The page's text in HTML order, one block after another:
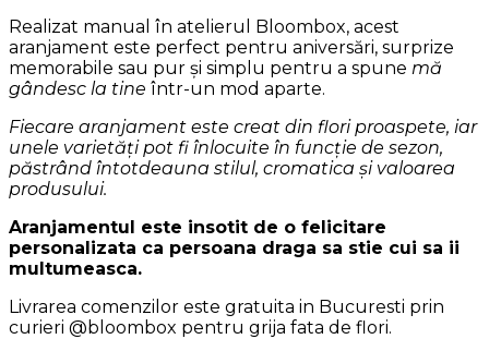
Realizat manual în atelierul Bloombox, acest
aranjament este perfect pentru aniversări, surprize
memorabile sau pur și simplu pentru a spune mă
gândesc la tine într-un mod aparte.
Fiecare aranjament este creat din flori proaspete, iar
unele varietăți pot fi înlocuite în funcție de sezon,
păstrând întotdeauna stilul, cromatica și valoarea
produsului.
Aranjamentul este insotit de o felicitare
personalizata ca persoana draga sa stie cui sa ii
multumeasca.
Livrarea comenzilor este gratuita in Bucuresti prin
curieri @bloombox pentru grija fata de flori.